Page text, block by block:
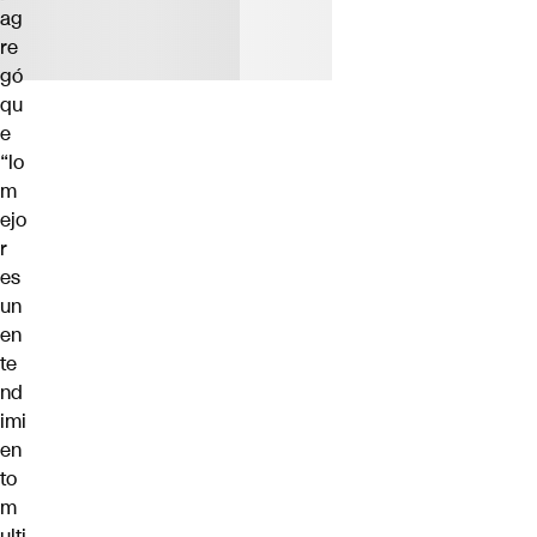
ag
re
gó
qu
e
“lo
m
ejo
r
es
un
en
te
nd
imi
en
to
m